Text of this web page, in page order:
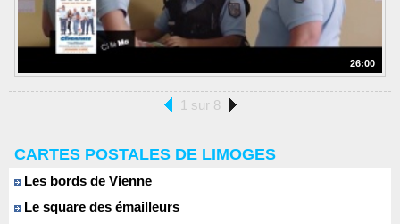
26:00
1 sur 8
CARTES POSTALES DE LIMOGES
Les bords de Vienne
Le square des émailleurs